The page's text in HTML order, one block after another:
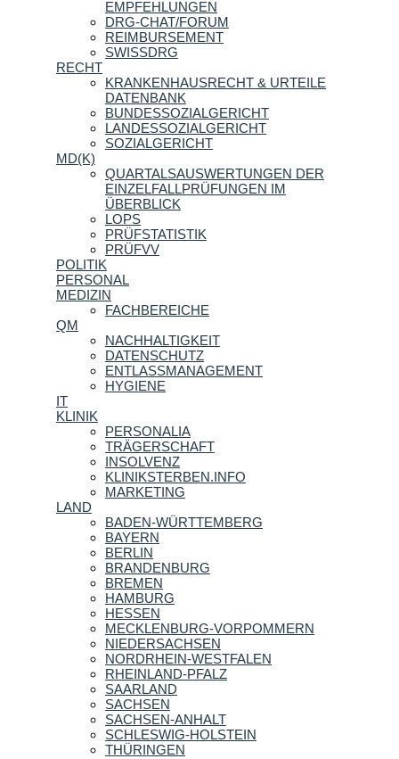
EMPFEHLUNGEN
DRG-CHAT/FORUM
REIMBURSEMENT
SWISSDRG
RECHT
KRANKENHAUSRECHT & URTEILE
DATENBANK
BUNDESSOZIALGERICHT
LANDESSOZIALGERICHT
SOZIALGERICHT
MD(K)
QUARTALSAUSWERTUNGEN DER
EINZELFALLPRÜFUNGEN IM
ÜBERBLICK
LOPS
PRÜFSTATISTIK
PRÜFVV
POLITIK
PERSONAL
MEDIZIN
FACHBEREICHE
QM
NACHHALTIGKEIT
DATENSCHUTZ
ENTLASSMANAGEMENT
HYGIENE
IT
KLINIK
PERSONALIA
TRÄGERSCHAFT
INSOLVENZ
KLINIKSTERBEN.INFO
MARKETING
LAND
BADEN-WÜRTTEMBERG
BAYERN
BERLIN
BRANDENBURG
BREMEN
HAMBURG
HESSEN
MECKLENBURG-VORPOMMERN
NIEDERSACHSEN
NORDRHEIN-WESTFALEN
RHEINLAND-PFALZ
SAARLAND
SACHSEN
SACHSEN-ANHALT
SCHLESWIG-HOLSTEIN
THÜRINGEN